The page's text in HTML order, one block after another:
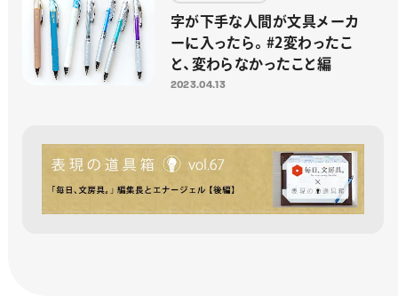
字が下手な人間が文具メーカ
ーに入ったら。#2変わったこ
と、変わらなかったこと編
2023.04.13